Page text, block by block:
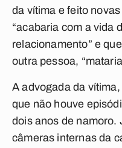
da vítima e feito
“acabaria com a vida
relacionamento” e
outra pessoa,
A advogada da
que não houve
dois anos de namoro.
câmeras internas da